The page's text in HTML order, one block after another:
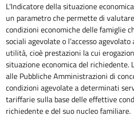
L'Indicatore della situazione
un parametro che permette di
condizioni economiche delle famiglie
sociali agevolate o l’accesso
utilità, cioè prestazioni la cui
situazione economica del richiedente.
alle Pubbliche Amministrazioni di
condizioni agevolate a determinati
tariffarie sulla base delle effettive
richiedente e del suo nucleo familiare.